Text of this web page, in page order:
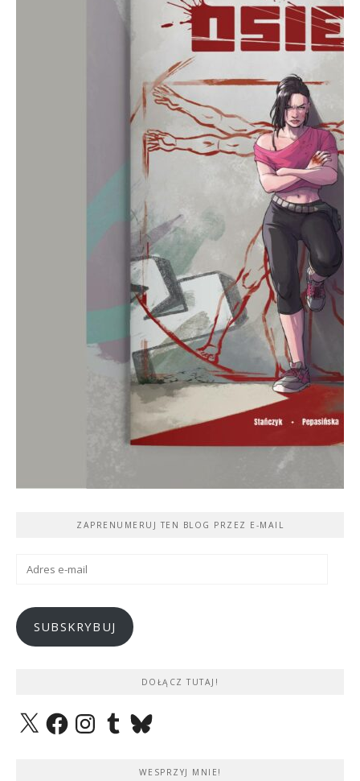
ZAPRENUMERUJ TEN BLOG PRZEZ E-MAIL
SUBSKRYBUJ
DOŁĄCZ TUTAJ!
X FacebookInstagramTumblrBluesky
WESPRZYJ MNIE!